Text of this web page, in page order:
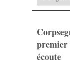
premier
écoute